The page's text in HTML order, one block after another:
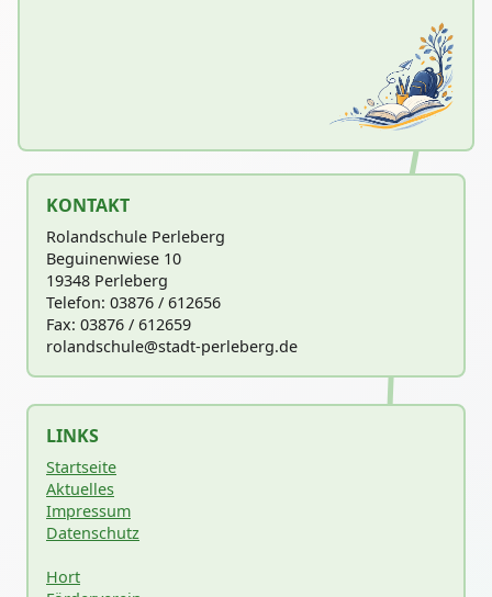
KONTAKT
Rolandschule Perleberg
Beguinenwiese 10
19348 Perleberg
Telefon: 03876 / 612656
Fax: 03876 / 612659
rolandschule@stadt-perleberg.de
LINKS
Startseite
Aktuelles
Impressum
Datenschutz
Hort